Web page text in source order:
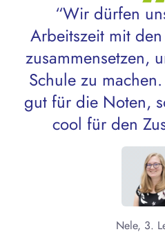
“Wir dürfen
Arbeitszeit mit
zusammensetzen,
Schule zu
gut für die Noten,
cool für den
Nele, 3.